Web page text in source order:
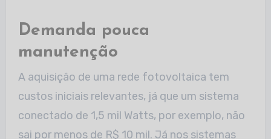
Demanda pouca
manutenção
A aquisição de uma rede fotovoltaica tem
custos iniciais relevantes, já que um sistema
conectado de 1,5 mil Watts, por exemplo, não
sai por menos de R$ 10 mil. Já nos sistemas